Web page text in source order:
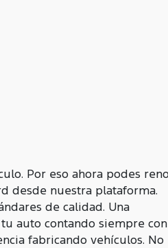
Por eso ahora podes
desde nuestra plataforma.
de calidad. Una
auto contando siempre
fabricando vehículos. No